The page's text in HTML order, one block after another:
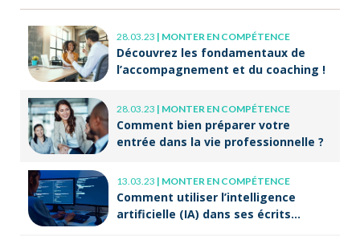
28.03.23 | MONTER EN COMPÉTENCE
Découvrez les fondamentaux de
l’accompagnement et du coaching !
28.03.23 | MONTER EN COMPÉTENCE
Comment bien préparer votre
entrée dans la vie professionnelle ?
13.03.23 | MONTER EN COMPÉTENCE
Comment utiliser l’intelligence
artificielle (IA) dans ses écrits